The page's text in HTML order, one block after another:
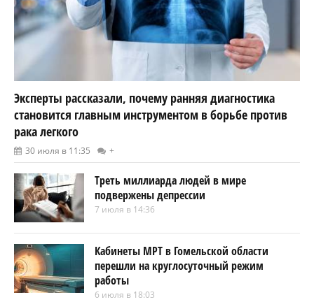
Эксперты рассказали, почему ранняя диагностика
становится главным инструментом в борьбе против
рака легкого
30 июля в 11:35 +
Треть миллиарда людей в мире
подвержены депрессии
7 июля в 14:36
Кабинеты МРТ в Гомельской области
перешли на круглосуточный режим
работы
6 июля в 18:03